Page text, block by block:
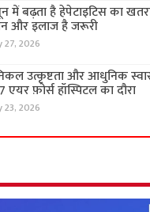
में बढ़ता है हेपेटाइटिस का
और इलाज है जरूरी
27, 2026
उत्कृष्टता और आधुनिक
एयर फ़ोर्स हॉस्पिटल का दौरा
23, 2026